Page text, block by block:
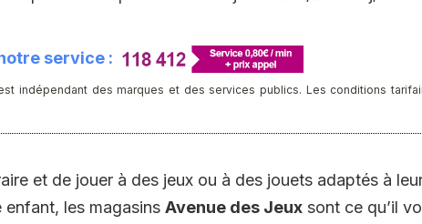
service :
indépendant des marques et des services publics. Les conditions
et de jouer à des jeux ou à des jouets adaptés à
enfant, les magasins Avenue des Jeux sont ce qu’il